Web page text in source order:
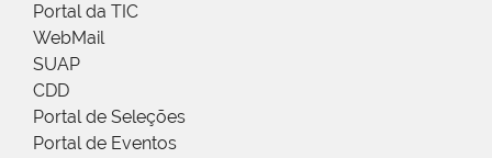
Portal da TIC
WebMail
SUAP
CDD
Portal de Seleções
Portal de Eventos